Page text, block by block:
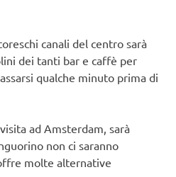
canali del centro sarà
dei tanti bar e caffè per
qualche minuto prima di
ad Amsterdam, sarà
non ci saranno
molte alternative